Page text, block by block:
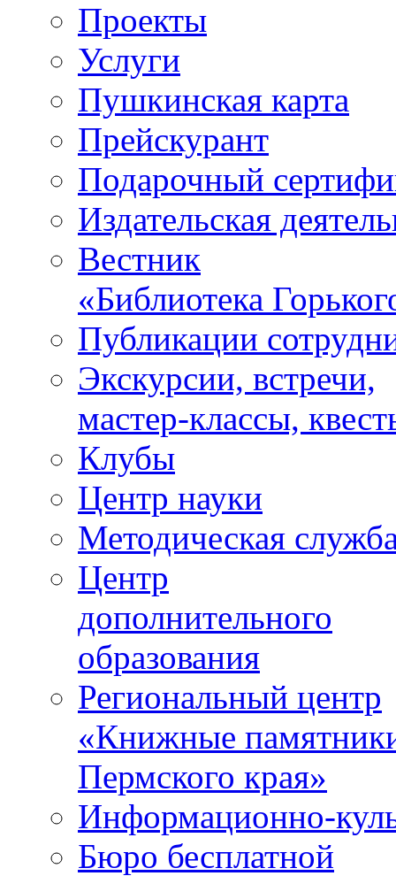
Проекты
Услуги
Пушкинская карта
Прейскурант
Подарочный
Издательская
Вестник
«Библиотека
Публикации
Экскурсии, встречи,
мастер-классы,
Клубы
Центр науки
Методическая
Центр
дополнительного
образования
Региональный центр
«Книжные
Пермского края»
Информационно-
Бюро бесплатной